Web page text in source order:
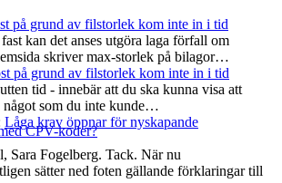
CPV-koder?
på grund av filstorlek kom inte in i tid
kan det anses utgöra laga förfall om
skriver max-storlek på bilagor…
på grund av filstorlek kom inte in i tid
tid - innebär att du ska kunna visa att
något som du inte kunde…
Låga krav öppnar för nyskapande
Sara Fogelberg. Tack. När nu
sätter ned foten gällande förklaringar till